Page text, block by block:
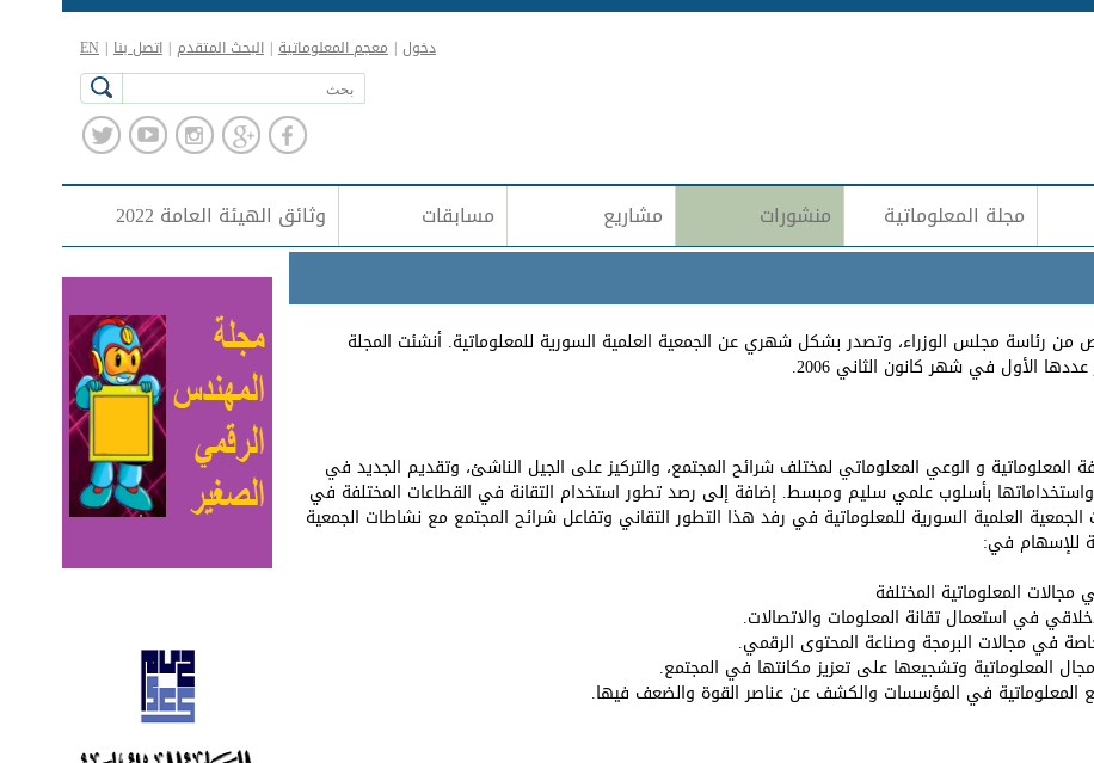
Jump to navigation
دخول | معجم المعلوماتية | البحث المتقدم | اتصل بنا |
EN
مجلة المعلوماتية منشورات مشاريع مسابقات وثائق الهيئة العامة 2022
من رئاسة مجلس الوزراء، وتصدر بشكل شهري عن الجمعية العلمية السورية للمعلوماتية. أنشئت المجلة
المعلوماتية و الوعي المعلوماتي لمختلف شرائح المجتمع، والتركيز على الجيل الناشئ، وتقديم الجديد في
واستخداماتها بأسلوب علمي سليم ومبسط. إضافة إلى رصد تطور استخدام التقانة في القطاعات المختلفة في
الجمعية العلمية السورية للمعلوماتية في رفد هذا التطور التقاني وتفاعل شرائح المجتمع مع نشاطات الجمعية
للإسهام في:
المعلوماتية المختلفة
في استعمال تقانة المعلومات والاتصالات.
في مجالات البرمجة وصناعة المحتوى الرقمي.
المعلوماتية وتشجيعها على تعزيز مكانتها في المجتمع.
المعلوماتية في المؤسسات والكشف عن عناصر القوة والضعف فيها.